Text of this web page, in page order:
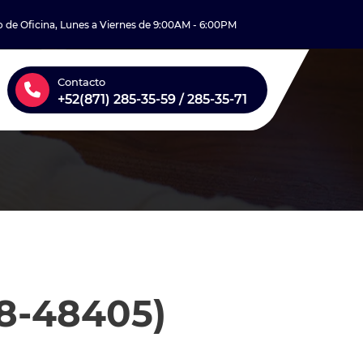
de Oficina, Lunes a Viernes de 9:00AM - 6:00PM
Contacto
+52(871) 285-35-59 / 285-35-71
48405)